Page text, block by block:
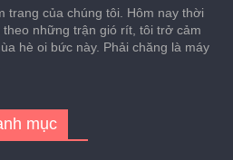
trang của chúng tôi. Hôm nay thời
những trận gió rít, tôi trở cảm
hè oi bức này. Phải chăng là máy
mục